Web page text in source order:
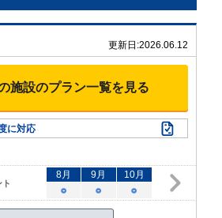
更新日:2026.06.12
施設のプラン一覧を見る
に対応
ト
8月 9月 10月
○
○ ○